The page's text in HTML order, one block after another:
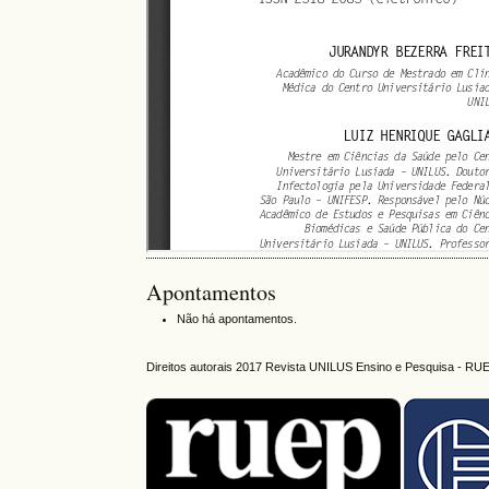
Apontamentos
Não há apontamentos.
Direitos autorais 2017 Revista UNILUS Ensino e Pesquisa -